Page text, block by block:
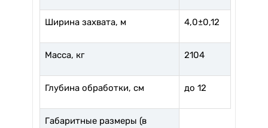
Ширина захвата, м 4,0±0,12
Масса, кг 2104
Глубина обработки, см до 12
Габаритные размеры (в